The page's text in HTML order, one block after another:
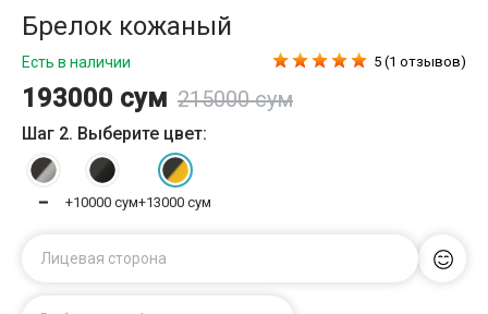
Брелок кожаный
Есть в наличии
193000 сум 215000 сум
5 (1 отзывов)
Шаг 2. Выберите цвет:
━ +10000 сум+13000 сум
Лицевая сторона